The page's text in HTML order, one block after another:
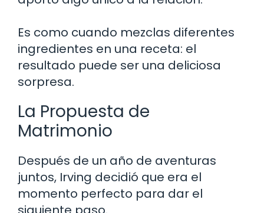
Es como cuando mezclas diferentes
ingredientes en una receta: el
resultado puede ser una deliciosa
sorpresa.
La Propuesta de
Matrimonio
Después de un año de aventuras
juntos, Irving decidió que era el
momento perfecto para dar el